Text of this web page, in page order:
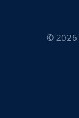
© 2026